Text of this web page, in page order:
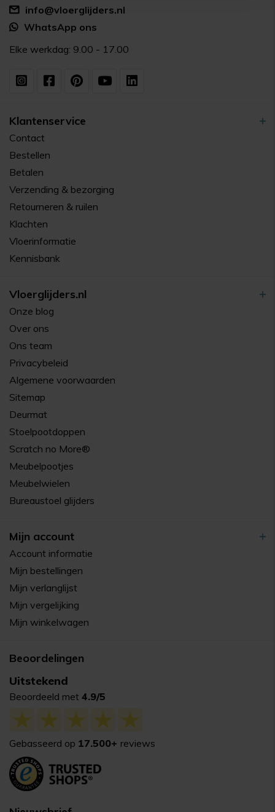
info@vloerglijders.nl
WhatsApp ons
Elke werkdag: 9.00 - 17.00
Klantenservice
Contact
Bestellen
Betalen
Verzending & bezorging
Retourneren & ruilen
Klachten
Vloerinformatie
Kennisbank
Vloerglijders.nl
Onze blog
Over ons
Ons team
Privacybeleid
Algemene voorwaarden
Sitemap
Deurmat
Stoelpootdoppen
Scratch no More®
Meubelpootjes
Meubelwielen
Bureaustoel glijders
Mijn account
Account informatie
Mijn bestellingen
Mijn verlanglijst
Mijn vergelijking
Mijn winkelwagen
Beoordelingen
Uitstekend
Beoordeeld met 4.9/5
Gebasseerd op 17.500+ reviews